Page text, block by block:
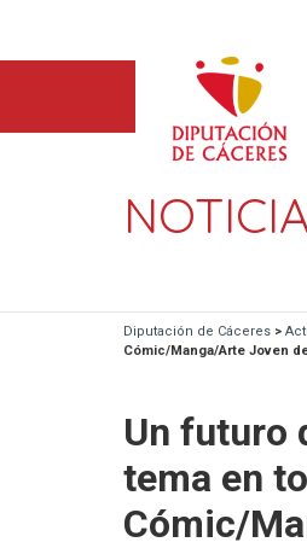
Diputación de Cáceres >
Cómic/Manga/Arte Joven
Un futuro
tema en
Cómic/